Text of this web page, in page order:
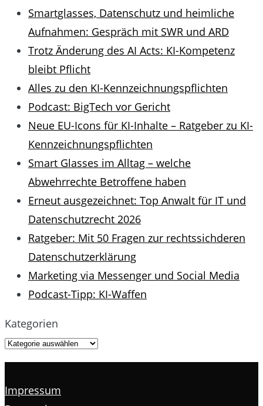
Smartglasses, Datenschutz und heimliche
Aufnahmen: Gespräch mit SWR und ARD
Trotz Änderung des AI Acts: KI-Kompetenz
bleibt Pflicht
Alles zu den KI-Kennzeichnungspflichten
Podcast: BigTech vor Gericht
Neue EU-Icons für KI-Inhalte – Ratgeber zu KI-
Kennzeichnungspflichten
Smart Glasses im Alltag – welche
Abwehrrechte Betroffene haben
Erneut ausgezeichnet: Top Anwalt für IT und
Datenschutzrecht 2026
Ratgeber: Mit 50 Fragen zur rechtssichderen
Datenschutzerklärung
Marketing via Messenger und Social Media
Podcast-Tipp: KI-Waffen
Kategorien
Impressum